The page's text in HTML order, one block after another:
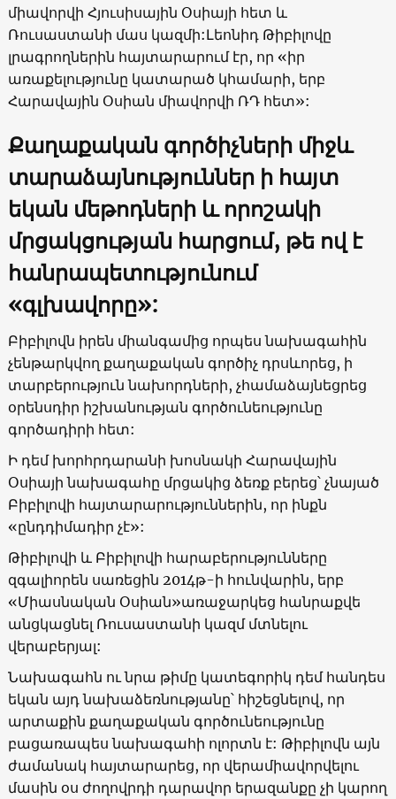
միավորվի Հյուսիսային Օսիայի հետ և
Ռուսաստանի մաս կազմի:Լեոնիդ Թիբիլովը
լրագրողներին հայտարարում էր, որ «իր
առաքելությունը կատարած կհամարի, երբ
Հարավային Օսիան միավորվի ՌԴ հետ»:
Քաղաքական գործիչների միջև
տարաձայնություններ ի հայտ
եկան մեթոդների և որոշակի
մրցակցության հարցում, թե ով է
հանրապետությունում
«գլխավորը»:
Բիբիլովն իրեն միանգամից որպես նախագահին
չենթարկվող քաղաքական գործիչ դրսևորեց, ի
տարբերություն նախորդների, չհամաձայնեցրեց
օրենսդիր իշխանության գործունեությունը
գործադիրի հետ:
Ի դեմ խորհրդարանի խոսնակի Հարավային
Օսիայի նախագահը մրցակից ձեռք բերեց՝ չնայած
Բիբիլովի հայտարարություններին, որ ինքն
«ընդդիմադիր չէ»:
Թիբիլովի և Բիբիլովի հարաբերությունները
զգալիորեն սառեցին 2014թ-ի հունվարին, երբ
«Միասնական Օսիան»առաջարկեց հանրաքվե
անցկացնել Ռուսաստանի կազմ մտնելու
վերաբերյալ:
Նախագահն ու նրա թիմը կատեգորիկ դեմ հանդես
եկան այդ նախաձեռնությանը՝ հիշեցնելով, որ
արտաքին քաղաքական գործունեությունը
բացառապես նախագահի ոլորտն է: Թիբիլովն այն
ժամանակ հայտարարեց, որ վերամիավորվելու
մասին օս ժողովրդի դարավոր երազանքը չի կարող